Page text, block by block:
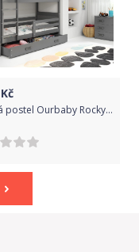
Kč
Dětská postel Ourbaby Rocky 190x80 cm